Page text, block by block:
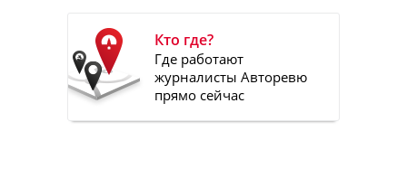
Кто где?
Где работают
журналисты Авторевю
прямо сейчас